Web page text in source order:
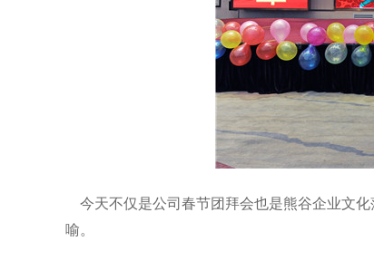
今天不仅是公司春节团拜会也是熊谷企业文化
喻。